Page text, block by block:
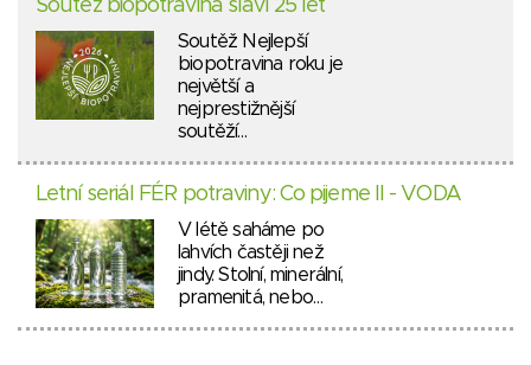
Soutěž biopotravina slaví 25 let
Soutěž Nejlepší
biopotravina roku je
největší a
nejprestižnější
soutěží…
Letní seriál FÉR potraviny: Co pijeme II - VODA
V létě saháme po
lahvích častěji než
jindy. Stolní, minerální,
pramenitá, nebo…